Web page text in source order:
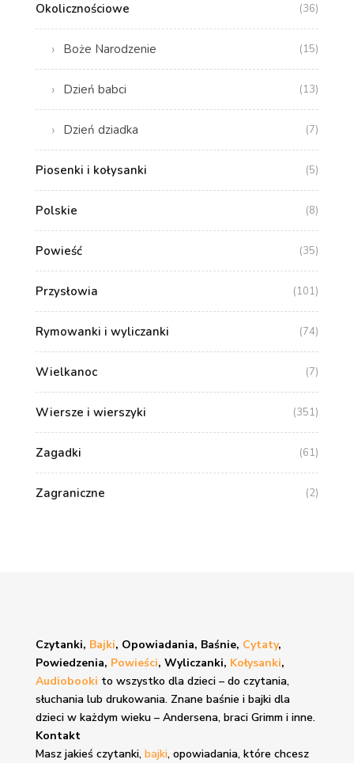
Okolicznościowe (36)
Boże Narodzenie (15)
Dzień babci (13)
Dzień dziadka (7)
Piosenki i kołysanki (5)
Polskie (8)
Powieść (35)
Przysłowia (101)
Rymowanki i wyliczanki (74)
Wielkanoc (7)
Wiersze i wierszyki (351)
Zagadki (61)
Zagraniczne (2)
Czytanki, Bajki, Opowiadania, Baśnie, Cytaty,
Powiedzenia, Powieści, Wyliczanki, Kołysanki,
Audiobooki to wszystko dla dzieci – do czytania,
słuchania lub drukowania. Znane baśnie i bajkidla
dzieci w każdym wieku – Andersena, braci Grimm i inne.
Kontakt
Masz jakieś czytanki, bajki, opowiadania, które chcesz